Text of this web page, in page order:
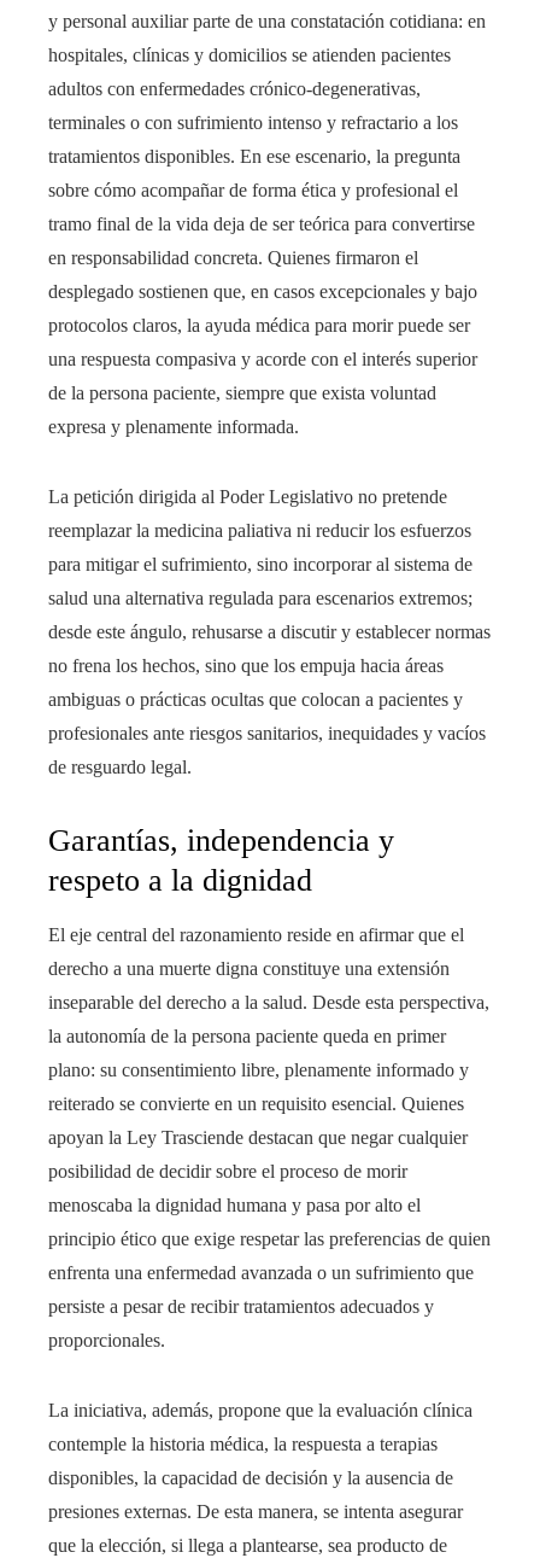
y personal auxiliar parte de una constatación cotidiana: en
hospitales, clínicas y domicilios se atienden pacientes
adultos con enfermedades crónico-degenerativas,
terminales o con sufrimiento intenso y refractario a los
tratamientos disponibles. En ese escenario, la pregunta
sobre cómo acompañar de forma ética y profesional el
tramo final de la vida deja de ser teórica para convertirse
en responsabilidad concreta. Quienes firmaron el
desplegado sostienen que, en casos excepcionales y bajo
protocolos claros, la ayuda médica para morir puede ser
una respuesta compasiva y acorde con el interés superior
de la persona paciente, siempre que exista voluntad
expresa y plenamente informada.
La petición dirigida al Poder Legislativo no pretende
reemplazar la medicina paliativa ni reducir los esfuerzos
para mitigar el sufrimiento, sino incorporar al sistema de
salud una alternativa regulada para escenarios extremos;
desde este ángulo, rehusarse a discutir y establecer normas
no frena los hechos, sino que los empuja hacia áreas
ambiguas o prácticas ocultas que colocan a pacientes y
profesionales ante riesgos sanitarios, inequidades y vacíos
de resguardo legal.
Garantías, independencia y
respeto a la dignidad
El eje central del razonamiento reside en afirmar que el
derecho a una muerte digna constituye una extensión
inseparable del derecho a la salud. Desde esta perspectiva,
la autonomía de la persona paciente queda en primer
plano: su consentimiento libre, plenamente informado y
reiterado se convierte en un requisito esencial. Quienes
apoyan la Ley Trasciende destacan que negar cualquier
posibilidad de decidir sobre el proceso de morir
menoscaba la dignidad humana y pasa por alto el
principio ético que exige respetar las preferencias de quien
enfrenta una enfermedad avanzada o un sufrimiento que
persiste a pesar de recibir tratamientos adecuados y
proporcionales.
La iniciativa, además, propone que la evaluación clínica
contemple la historia médica, la respuesta a terapias
disponibles, la capacidad de decisión y la ausencia de
presiones externas. De esta manera, se intenta asegurar
que la elección, si llega a plantearse, sea producto de